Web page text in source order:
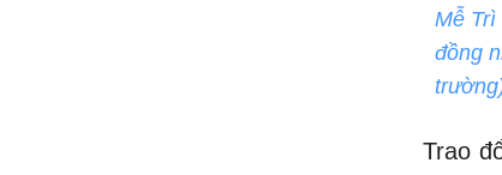
Mễ Trì
đồng
Trao